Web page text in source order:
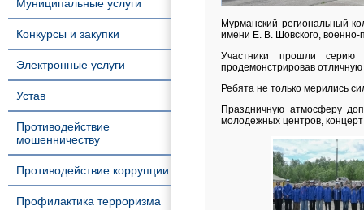
Муниципальные услуги
Конкурсы и закупки
Электронные услуги
Устав
Противодействие
мошенничеству
Противодействие коррупции
Профилактика терроризма
Мурманский региональный
имени Е. В. Шовского,
Участники прошли серию
продемонстрировав отличную
Ребята не только мерились
Праздничную атмосферу
молодежных центров,